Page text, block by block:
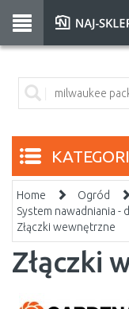
Home Ogród
System nawadniania -
Złączki wewnętrzne
Złączki